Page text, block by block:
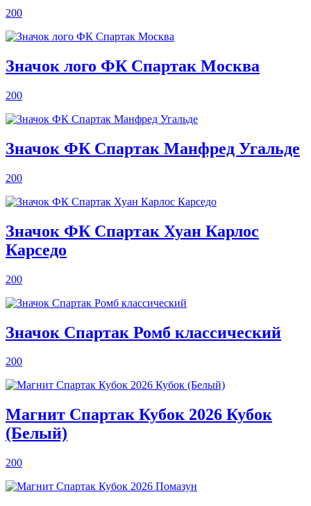
200
Значок лого ФК Спартак Москва
200
Значок ФК Спартак Манфред Угальде
200
Значок ФК Спартак Хуан Карлос
Карседо
200
Значок Спартак Ромб классический
200
Магнит Спартак Кубок 2026 Кубок
(Белый)
200